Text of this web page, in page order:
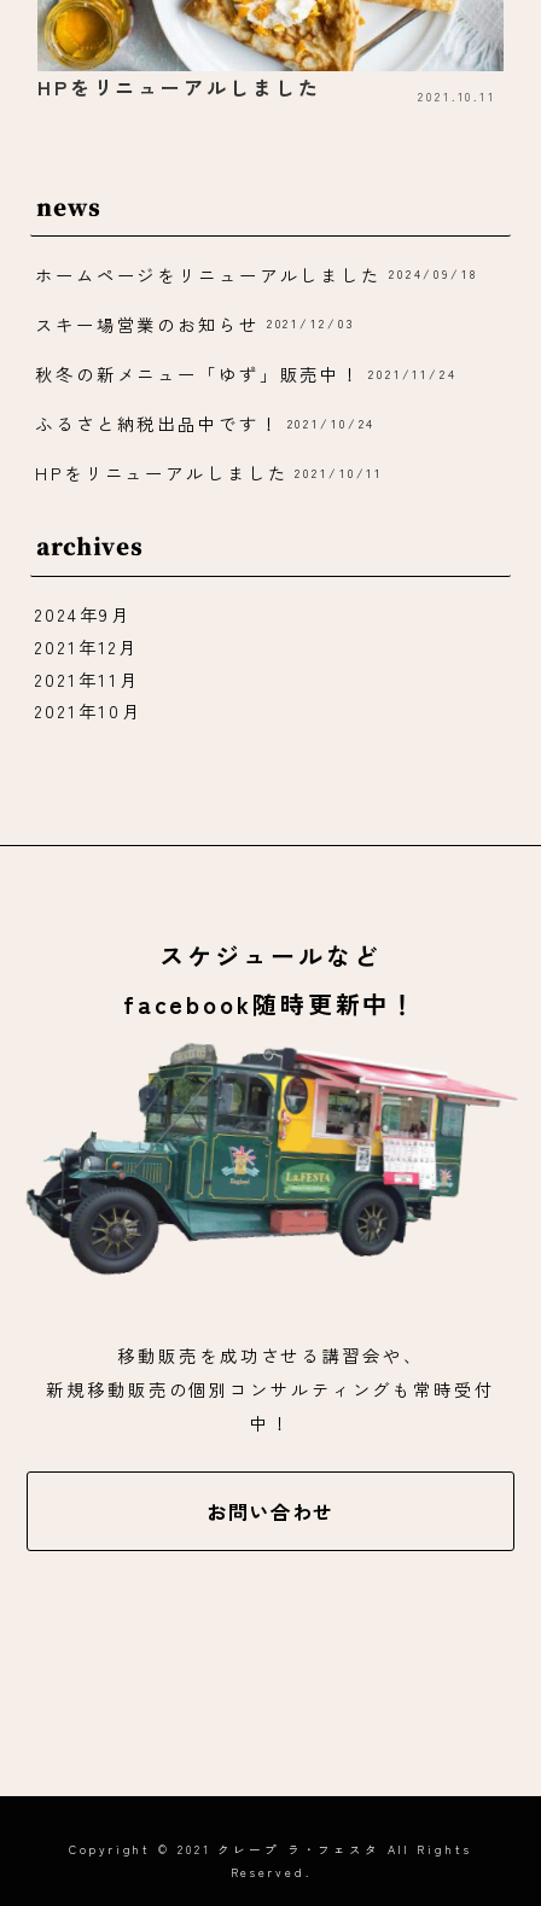
HPをリニューアルしました 2021.10.11
news
ホームページをリニューアルしました 2024/09/18
スキー場営業のお知らせ 2021/12/03
秋冬の新メニュー「ゆず」販売中！ 2021/11/24
ふるさと納税出品中です！ 2021/10/24
HPをリニューアルしました 2021/10/11
archives
2024年9月
2021年12月
2021年11月
2021年10月
スケジュールなど
facebook随時更新中！
移動販売を成功させる講習会や、
新規移動販売の個別コンサルティングも常時受付
中！
お問い合わせ
Copyright © 2021 クレープ ラ・フェスタ All Rights
Reserved.